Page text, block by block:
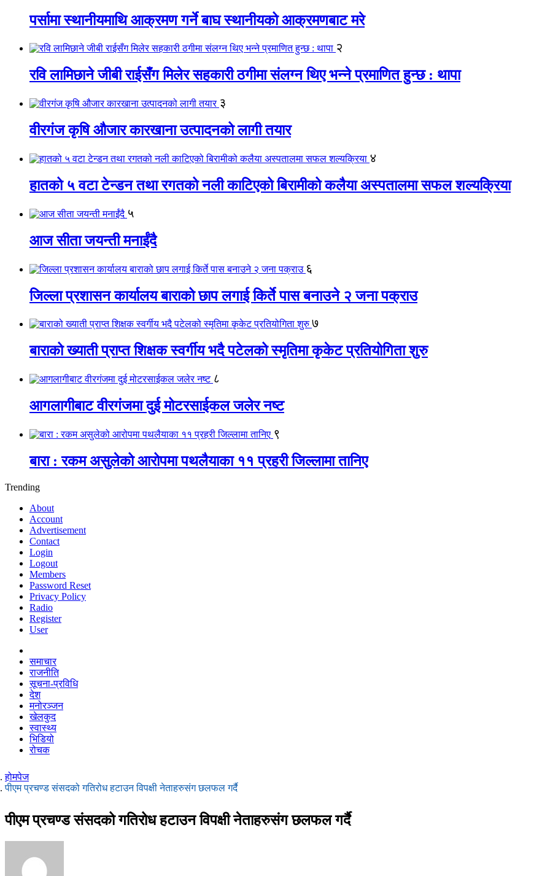
पर्सामा स्थानीयमाथि आक्रमण गर्ने बाघ स्थानीयको आक्रमणबाट मरे
२
रवि लामिछाने जीबी राईसँग मिलेर सहकारी ठगीमा संलग्न थिए भन्ने प्रमाणित हुन्छ : थापा
३
वीरगंज कृषि औजार कारखाना उत्पादनको लागी तयार
४
हातको ५ वटा टेन्डन तथा रगतको नली काटिएको बिरामीको कलैया अस्पतालमा सफल शल्यक्रिया
५
आज सीता जयन्ती मनाईंदै
६
जिल्ला प्रशासन कार्यालय बाराको छाप लगाई किर्ते पास बनाउने २ जना पक्राउ
७
बाराको ख्याती प्राप्त शिक्षक स्वर्गीय भदै पटेलको स्मृतिमा कृकेट प्रतियोगिता शुरु
८
आगलागीबाट वीरगंजमा दुई मोटरसाईकल जलेर नष्ट
९
बारा : रकम असुलेको आरोपमा पथलैयाका ११ प्रहरी जिल्लामा तानिए
Trending
About
Account
Advertisement
Contact
Login
Logout
Members
Password Reset
Privacy Policy
Radio
Register
User
समाचार
राजनीति
सूचना-प्रविधि
देश
मनोरञ्जन
खेलकुद
स्वास्थ्य
भिडियो
रोचक
होमपेज
पीएम प्रचण्ड संसदको गतिरोध हटाउन विपक्षी नेताहरुसंग छलफल गर्दै
पीएम प्रचण्ड संसदको गतिरोध हटाउन विपक्षी नेताहरुसंग छलफल गर्दै